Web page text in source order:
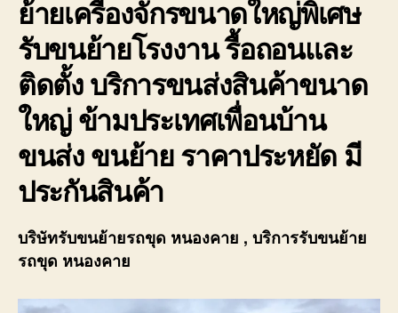
ย้ายเครื่องจักรขนาดใหญ่พิเศษ
รับขนย้ายโรงงาน รื้อถอนและ
ติดตั้ง บริการขนส่งสินค้าขนาด
ใหญ่ ข้ามประเทศเพื่อนบ้าน
ขนส่ง ขนย้าย ราคาประหยัด มี
ประกันสินค้า
บริษัทรับขนย้ายรถขุด หนองคาย , บริการรับขนย้าย
รถขุด หนองคาย